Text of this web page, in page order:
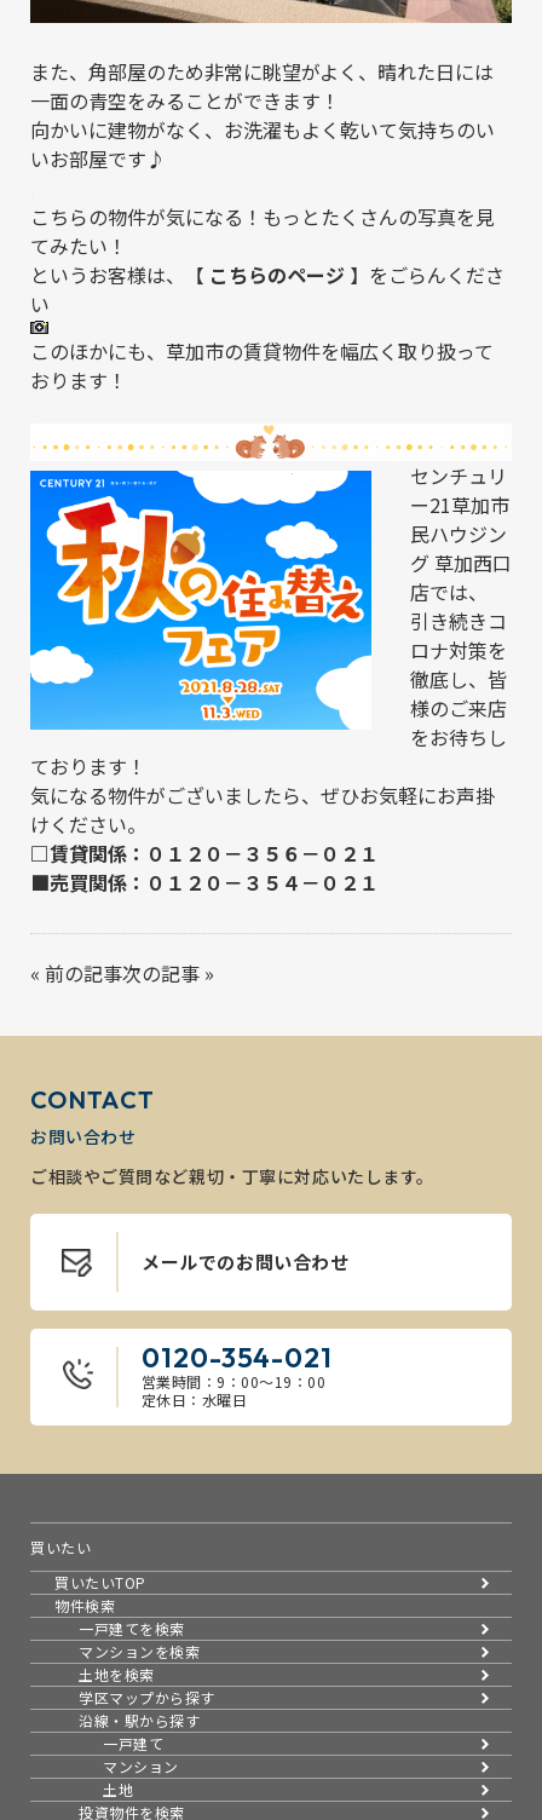
また、角部屋のため非常に眺望がよく、晴れた日には
一面の青空をみることができます！
向かいに建物がなく、お洗濯もよく乾いて気持ちのい
いお部屋です♪
こちらの物件が気になる！もっとたくさんの写真を見
てみたい！
というお客様は、【 こちらのページ 】をごらんくださ
い
このほかにも、草加市の賃貸物件を幅広く取り扱って
おります！
センチュリ
ー21草加市
民ハウジン
グ 草加西口
店では、
引き続きコ
ロナ対策を
徹底し、皆
様のご来店
をお待ちし
ております！
気になる物件がございましたら、ぜひお気軽にお声掛
けください。
□賃貸関係：０１２０－３５６－０２１
■売買関係：０１２０－３５４－０２１
« 前の記事次の記事 »
CONTACT
お問い合わせ
ご相談やご質問など親切・丁寧に対応いたします。
メールでのお問い合わせ
0120-354-021
営業時間：9：00～19：00
定休日：水曜日
買いたい
買いたいTOP
物件検索
一戸建てを検索
マンションを検索
土地を検索
学区マップから探す
沿線・駅から探す
一戸建て
マンション
土地
投資物件を検索